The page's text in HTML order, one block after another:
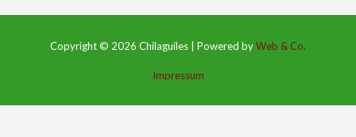
Copyright © 2026 Chilaguiles Powered byWeb & Co.
Impressum